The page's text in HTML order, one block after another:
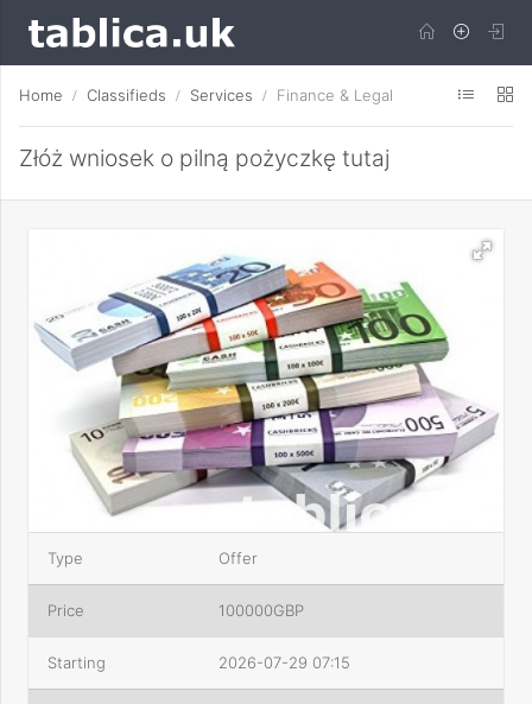
Home Classifieds Services Finance & Legal
Złóż wniosek o pilną pożyczkę tutaj
Type Offer
Price 100000GBP
Starting 2026-07-29 07:15